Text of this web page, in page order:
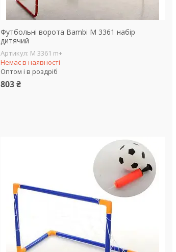
Футбольні ворота Bambi M 3361 набір
дитячий
M 3361 m+
Немає в наявності
Оптом і в роздріб
803 ₴